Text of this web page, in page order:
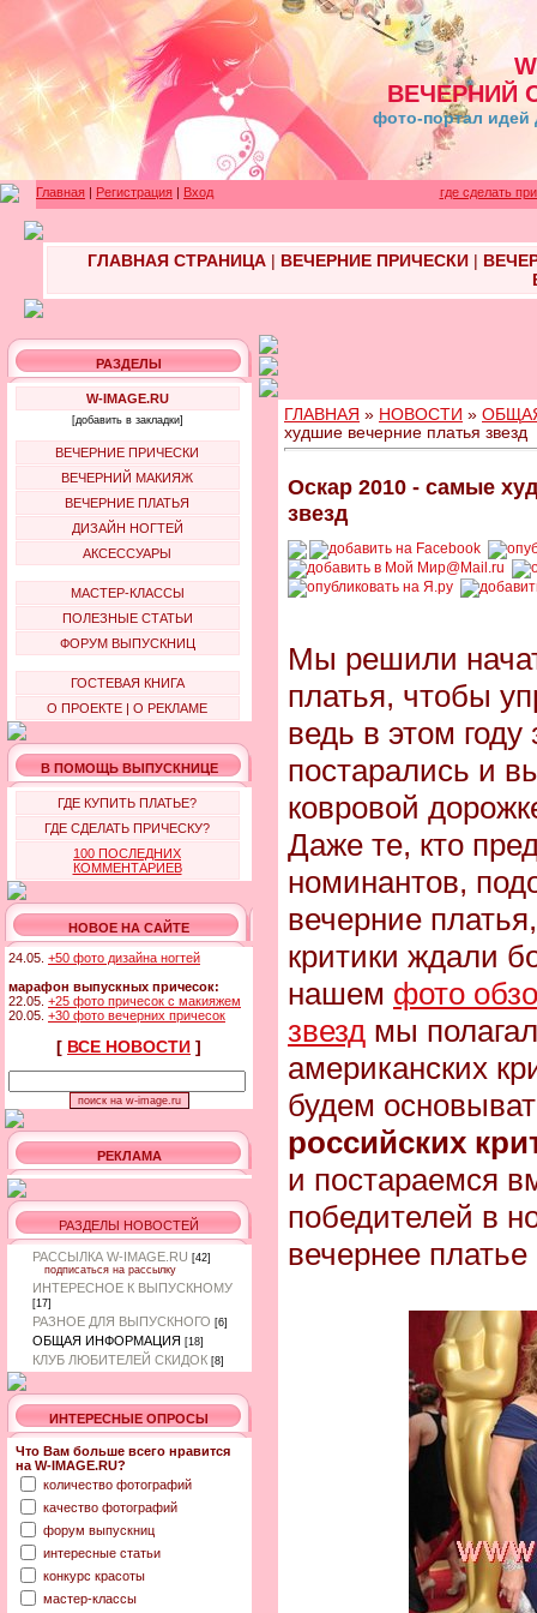
ВЕЧЕРНИЙ
фото-портал идей
Главная | Регистрация | Вход где сделать
ГЛАВНАЯ СТРАНИЦА| ВЕЧЕРНИЕ ПРИЧЕСКИ|
РАЗДЕЛЫ
W-IMAGE.RU
[добавить в закладки]
ВЕЧЕРНИЕ ПРИЧЕСКИ
ВЕЧЕРНИЙ МАКИЯЖ
ВЕЧЕРНИЕ ПЛАТЬЯ
ДИЗАЙН НОГТЕЙ
АКСЕССУАРЫ
МАСТЕР-КЛАССЫ
ПОЛЕЗНЫЕ СТАТЬИ
ФОРУМ ВЫПУСКНИЦ
ГОСТЕВАЯ КНИГА
О ПРОЕКТЕ | О РЕКЛАМЕ
В ПОМОЩЬ ВЫПУСКНИЦЕ
ГДЕ КУПИТЬ ПЛАТЬЕ?
ГДЕ СДЕЛАТЬ ПРИЧЕСКУ?
100 ПОСЛЕДНИХ
КОММЕНТАРИЕВ
НОВОЕ НА САЙТЕ
24.05. +50 фото дизайна ногтей
марафон выпускных причесок:
22.05. +25 фото причесок с макияжем
20.05. +30 фото вечерних причесок
[ ВСЕ НОВОСТИ ]
РЕКЛАМА
РАЗДЕЛЫ НОВОСТЕЙ
РАССЫЛКА W-IMAGE.RU [42]
подписаться на рассылку
ИНТЕРЕСНОЕ К ВЫПУСКНОМУ
[17]
РАЗНОЕ ДЛЯ ВЫПУСКНОГО [6]
ОБЩАЯ ИНФОРМАЦИЯ [18]
КЛУБ ЛЮБИТЕЛЕЙ СКИДОК [8]
ИНТЕРЕСНЫЕ ОПРОСЫ
Что Вам больше всего нравится
на W-IMAGE.RU?
количество фотографий
качество фотографий
форум выпускниц
интересные статьи
конкурс красоты
мастер-классы
ГЛАВНАЯ » НОВОСТИ »
худшие вечерние платья звезд
Оскар 2010 - самые
звезд
Мы решили
платья, чтобы
ведь в этом
постарались и
ковровой
Даже те, кто
номинантов,
вечерние
критики ждали
нашем фото
звезд мы
американских
будем
российских
и постараемся
победителей в
вечернее